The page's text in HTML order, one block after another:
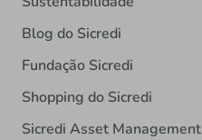
Blog do Sicredi
Fundação Sicredi
Shopping do Sicredi
Sicredi Asset Management